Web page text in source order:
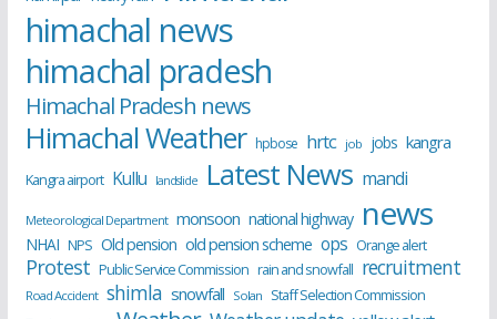
himachal news
himachal pradesh
Himachal Pradesh news
Himachal Weather hpbose hrtc job jobs kangra
Kangra airport Kullu landslide Latest News mandi
Meteorological Department monsoon national highway news
NHAI NPS Old pension old pension scheme ops Orange alert
Protest Public Service Commission rain and snowfall recruitment
Road Accident shimla snowfall Solan Staff Selection Commission